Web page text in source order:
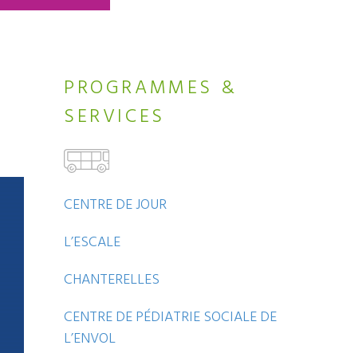
PROGRAMMES &
SERVICES
CENTRE DE JOUR
L’ESCALE
CHANTERELLES
CENTRE DE PÉDIATRIE SOCIALE DE
L’ENVOL